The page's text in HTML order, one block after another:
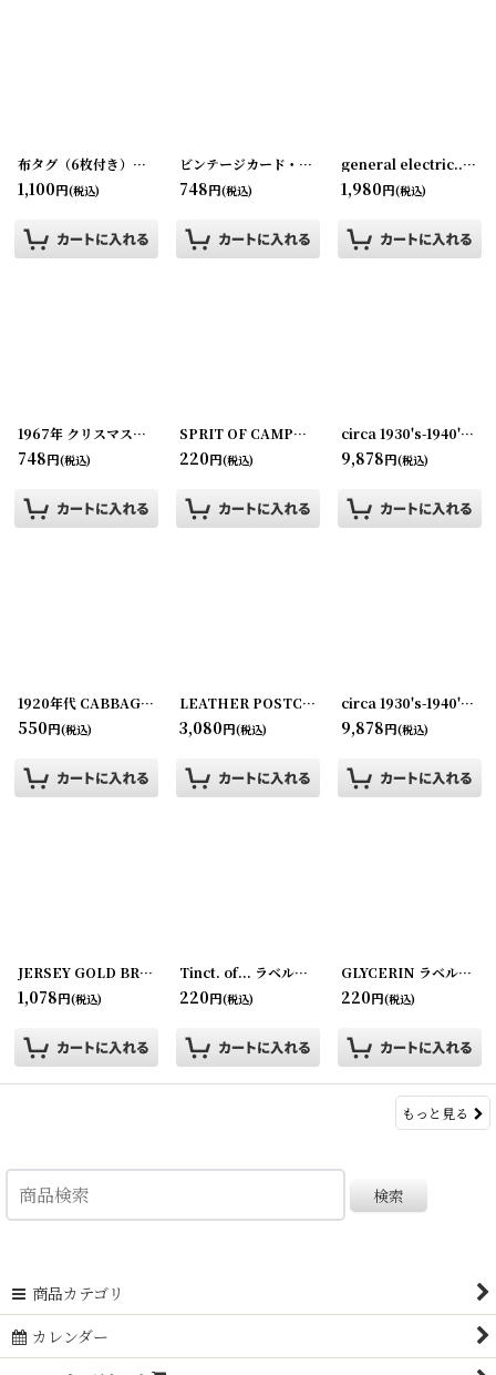
布タグ（6枚付き）W.S.Settle PORTLAND ORE 201110-1]
1,100円(税込)
ビンテージカード・グリーティング・バレンタイン・バースデー etc...
748円(税込)
general electric...レシピブック/クックブック
1,980円(税込)
1967年 クリスマスグリーティング ビンテージカード [210928-14]
748円(税込)
SPRIT OF CAMPHOR ラベル2枚セット FORSYTHS DRUG STORE
220円(税込)
circa 1930's-1940's Advertising Bill Hook PEOPLES SAVINGS BANK... アドバタイジング フック 伝票ホルダー
9,878円(税込)
1920年代 CABBAGE SEED PACKAGE [2020624-7]
550円(税込)
LEATHER POSTCARD 革のポストカード ビンテージレザーポストカード
3,080円(税込)
circa 1930's-1940's Advertising Bill Hook LAVELLE RUBBER CO ... アドバタイジング フック 伝票ホルダー
9,878円(税込)
JERSEY GOLD BREAD ブレットラッピングペーパー ワックスペーパー [
1,078円(税込)
Tinct. of... ラベル2枚セット ZUMSTEG BROTHERS
220円(税込)
GLYCERIN ラベル2枚セット FORSYTHS DRUG STORE
220円(税込)
もっと見る
検索
商品カテゴリ
カレンダー